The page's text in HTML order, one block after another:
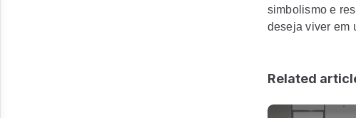
simbolismo e
deseja viver em
Related